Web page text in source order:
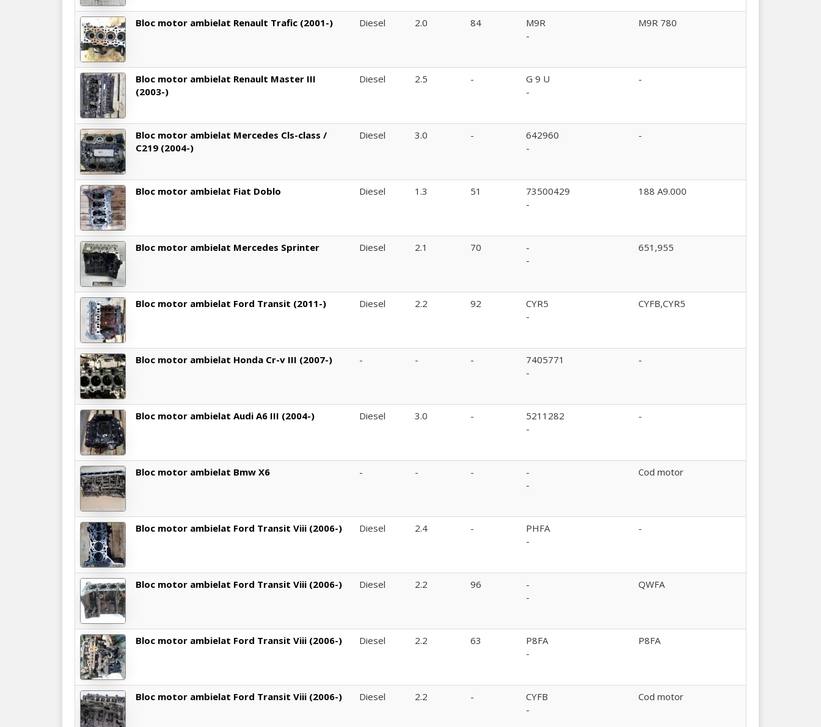
Bloc motor ambielat Renault Trafic (2001-) Diesel 2.0 84
M9R
-
M9R 780
Bloc motor ambielat Renault Master III
(2003-)
Diesel 2.5 -
G 9 U
-
-
Bloc motor ambielat Mercedes Cls-class /
C219 (2004-)
Diesel 3.0 -
642960
-
-
Bloc motor ambielat Fiat Doblo Diesel 1.3 51
73500429
-
188 A9.000
Bloc motor ambielat Mercedes Sprinter Diesel 2.1 70
-
-
651,955
Bloc motor ambielat Ford Transit (2011-) Diesel 2.2 92
CYR5
-
CYFB,CYR5
Bloc motor ambielat Honda Cr-v III (2007-) - - -
7405771
-
-
Bloc motor ambielat Audi A6 III (2004-) Diesel 3.0 -
5211282
-
-
Bloc motor ambielat Bmw X6 - - -
-
-
Cod motor
Bloc motor ambielat Ford Transit Viii (2006-) Diesel 2.4 -
PHFA
-
-
Bloc motor ambielat Ford Transit Viii (2006-) Diesel 2.2 96
-
-
QWFA
Bloc motor ambielat Ford Transit Viii (2006-) Diesel 2.2 63
P8FA
-
P8FA
Bloc motor ambielat Ford Transit Viii (2006-) Diesel 2.2 -
CYFB
-
Cod motor